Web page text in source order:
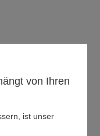
von Ihren
ist unser